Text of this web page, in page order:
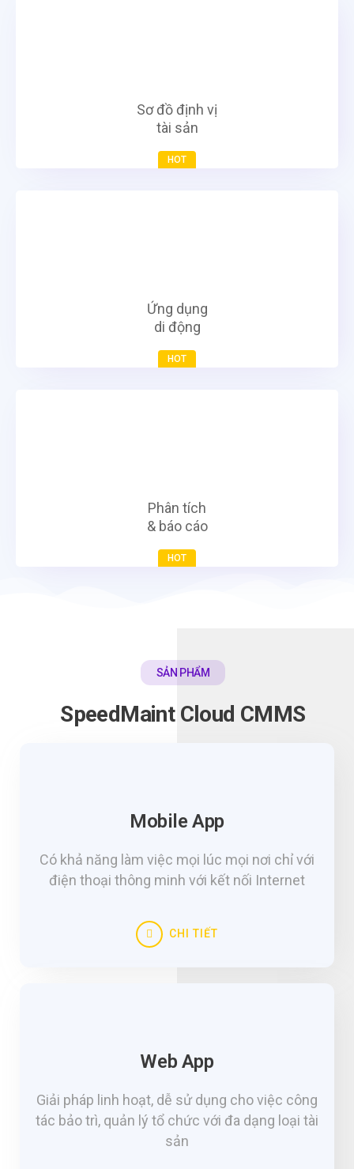
Sơ đồ định vị
tài sản
HOT
Ứng dụng
di động
HOT
Phân tích
& báo cáo
HOT
SẢN PHẨM
SpeedMaint Cloud CMMS
Mobile App
Có khả năng làm việc mọi lúc mọi nơi chỉ với
điện thoại thông minh với kết nối Internet
CHI TIẾT
Web App
Giải pháp linh hoạt, dễ sử dụng cho việc công
tác bảo trì, quản lý tổ chức với đa dạng loại tài
sản